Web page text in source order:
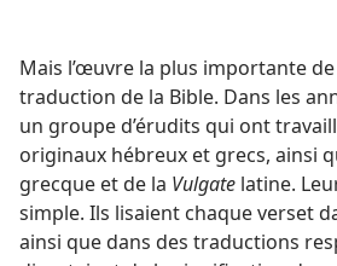
Mais l’œuvre la plus importante
traduction de la Bible. Dans les
un groupe d’érudits qui ont
originaux hébreux et grecs, ainsi
grecque et de la Vulgate latine.
simple. Ils lisaient chaque verset
ainsi que dans des traductions